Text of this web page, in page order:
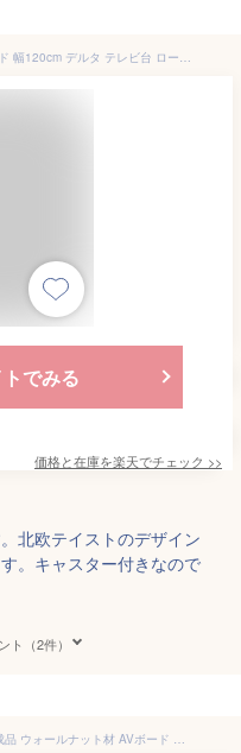
【キャスター付き 完成品】テレビボード 幅120cm デルタ テレビ台 ローボード おしゃれ 木製 一人暮らし リビングボード TV台 TVボード 扉付き収納 フラップ扉 天然木 北欧 シンプル モダン ウォールナット おしゃれ家具 かわいい テレビラック 移動式 32型
でみる
価格と在庫を楽天でチェック >>
北欧テイストのデザイン
。キャスター付きなので
ト（2件）
テレビ台 テレビボード ローボード 完成品 ウォールナット材 AVボード 収納 木製 引出し お洒落 北欧 モダン FLOCK フロック 幅100cm 2年保証